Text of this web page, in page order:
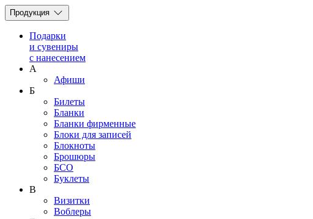
Продукция
Подарки
и сувениры
с нанесением
А
Афиши
Б
Билеты
Бланки
Бланки фирменные
Блоки для записей
Блокноты
Брошюры
БСО
Буклеты
В
Визитки
Воблеры